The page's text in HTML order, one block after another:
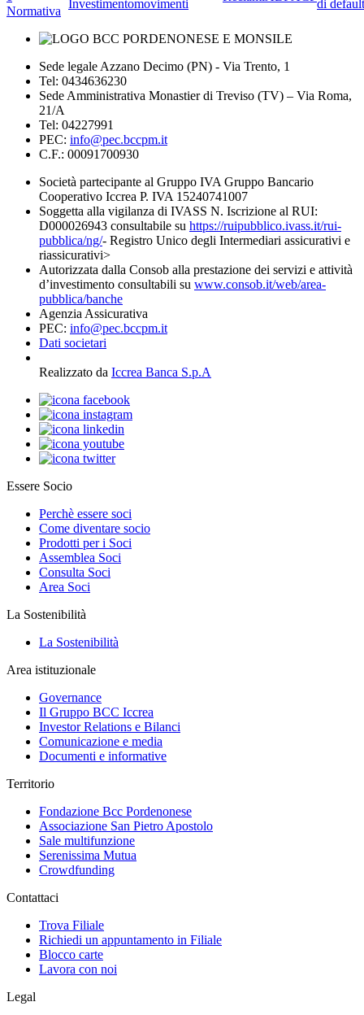
Normativa
Investimentomovimenti
di default
Sede legale Azzano Decimo (PN) - Via Trento, 1
Tel: 0434636230
Sede Amministrativa Monastier di Treviso (TV) – Via Roma,
21/A
Tel: 04227991
PEC: info@pec.bccpm.it
C.F.: 00091700930
Società partecipante al Gruppo IVA Gruppo Bancario
Cooperativo Iccrea P. IVA 15240741007
Soggetta alla vigilanza di IVASS N. Iscrizione al RUI:
D000026943 consultabile su https://ruipubblico.ivass.it/rui-
pubblica/ng/- Registro Unico degli Intermediari assicurativi e
riassicurativi>
Autorizzata dalla Consob alla prestazione dei servizi e attività
d’investimento consultabili su www.consob.it/web/area-
pubblica/banche
Agenzia Assicurativa
PEC: info@pec.bccpm.it
Dati societari
Realizzato da Iccrea Banca S.p.A
Essere Socio
Perchè essere soci
Come diventare socio
Prodotti per i Soci
Assemblea Soci
Consulta Soci
Area Soci
La Sostenibilità
La Sostenibilità
Area istituzionale
Governance
Il Gruppo BCC Iccrea
Investor Relations e Bilanci
Comunicazione e media
Documenti e informative
Territorio
Fondazione Bcc Pordenonese
Associazione San Pietro Apostolo
Sale multifunzione
Serenissima Mutua
Crowdfunding
Contattaci
Trova Filiale
Richiedi un appuntamento in Filiale
Blocco carte
Lavora con noi
Legal